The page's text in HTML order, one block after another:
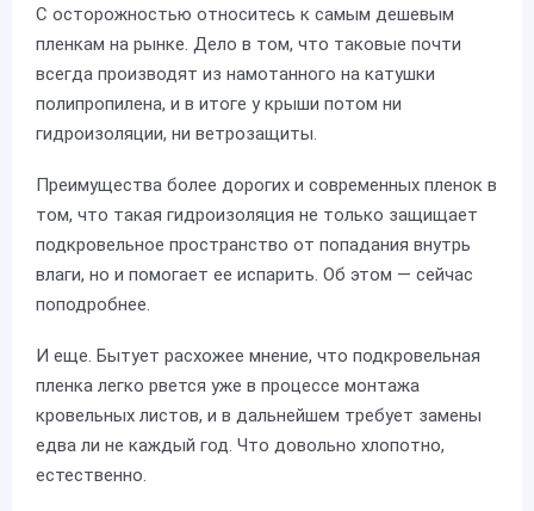
С осторожностью относитесь к самым дешевым
пленкам на рынке. Дело в том, что таковые почти
всегда производят из намотанного на катушки
полипропилена, и в итоге у крыши потом ни
гидроизоляции, ни ветрозащиты.
Преимущества более дорогих и современных пленок в
том, что такая гидроизоляция не только защищает
подкровельное пространство от попадания внутрь
влаги, но и помогает ее испарить. Об этом — сейчас
поподробнее.
И еще. Бытует расхожее мнение, что подкровельная
пленка легко рвется уже в процессе монтажа
кровельных листов, и в дальнейшем требует замены
едва ли не каждый год. Что довольно хлопотно,
естественно.